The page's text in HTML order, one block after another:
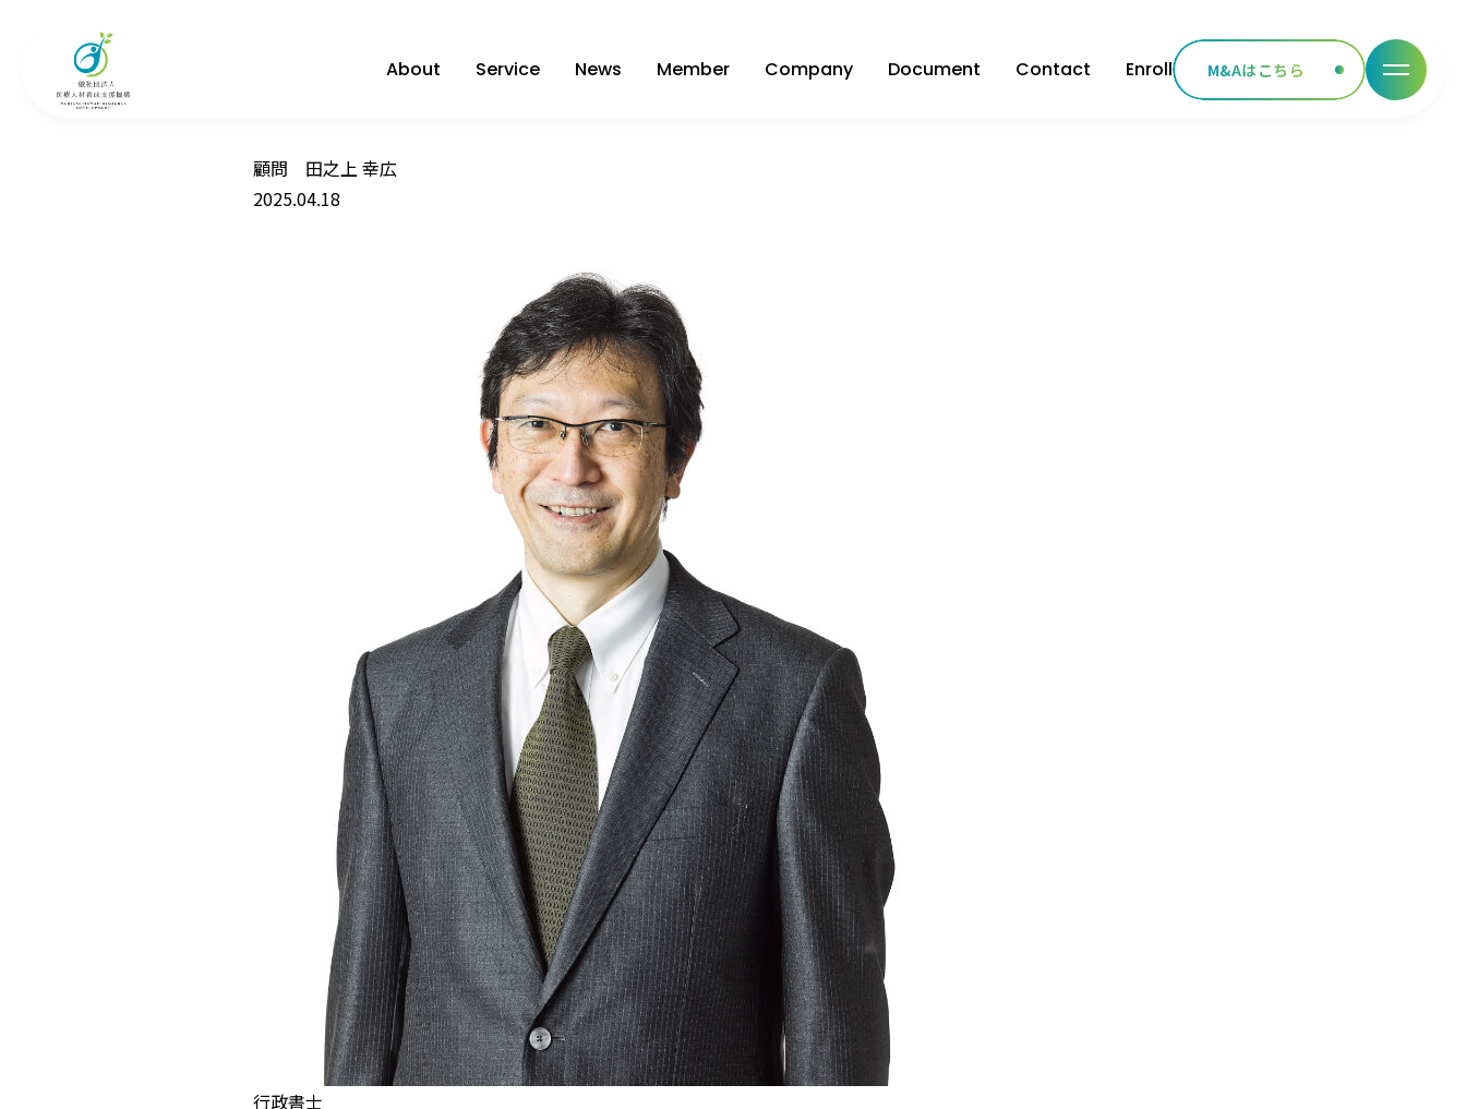
About Service News Member Company Document Contact Enroll M&Aはこちら
顧問 田之上 幸広
2025.04.18
行政書士